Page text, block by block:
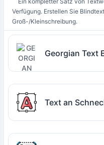
Verfügung. Erstellen Sie
Groß-/Kleinschreibung.
Georgian Text
Text an